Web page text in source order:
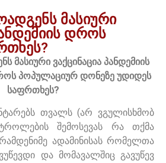
მასიური
დროს
მასიური ვაქცინაცია პანდემიის
პოპულაციურ დონეზე უდიდეს
საფრთხეს?
თვალს (არ ვგულისხმობ
შემოსევას რა თქმა
ადამინისას რომელთა
და მომავალშიც გავუწევ